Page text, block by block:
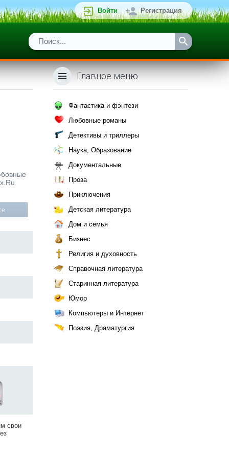
Войти Регистрация
свои
Главное меню
Фантастика и фэнтези
Любовные романы
Детективы и триллеры
Наука, Образование
Документальные
Проза
Приключения
Детская литература
Дом и семья
Бизнес
Религия и духовность
Справочная литература
Старинная литература
Юмор
Компьютеры и Интернет
Поэзия, Драматургия